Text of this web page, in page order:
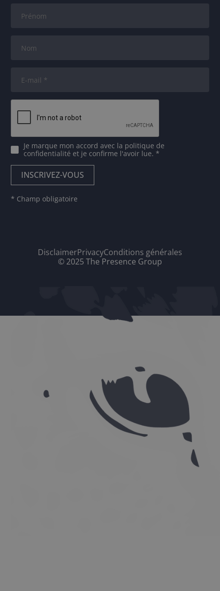
Je marque mon accord avec la politique de
confidentialité et je confirme l'avoir lue. *
* Champ obligatoire
DisclaimerPrivacyConditions générales
© 2025 The Presence Group